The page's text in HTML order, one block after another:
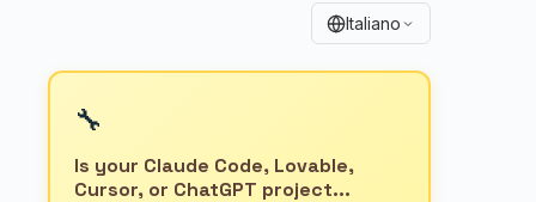
Italiano
🔧
Is your Claude Code, Lovable,
Cursor, or ChatGPT project...